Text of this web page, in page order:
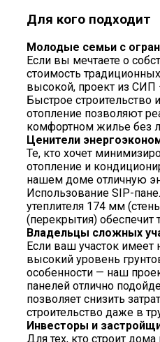
Для кого подходит
Молодые семьи с
Если вы мечтаете о
стоимость
высокой, проект из СИП
Быстрое строительство
отопление позволяют
комфортном жилье без
Ценители
Те, кто хочет
отопление и
нашем доме отличную
Использование SIP-
утеплителя 174 мм
(перекрытия) обеспечит
Владельцы сложных
Если ваш участок имеет
высокий уровень
особенности — наш
панелей отлично
позволяет снизить
строительство даже в
Инвесторы и
Для тех, кто строит